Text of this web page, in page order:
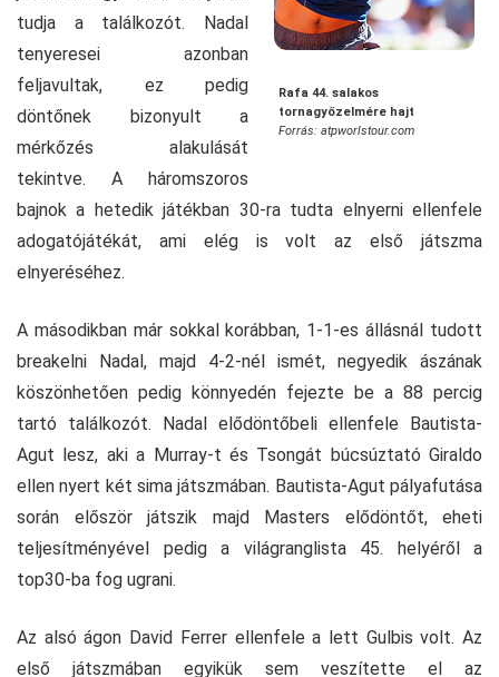
Rafa 44. salakos
tornagyőzelmére hajt
Forrás: atpworlstour.com
tudja a találkozót. Nadal
tenyeresei azonban
feljavultak, ez pedig
döntőnek bizonyult a
mérkőzés alakulását
tekintve. A háromszoros
bajnok a hetedik játékban 30-ra tudta elnyerni ellenfele
adogatójátékát, ami elég is volt az első játszma
elnyeréséhez.
A másodikban már sokkal korábban, 1-1-es állásnál tudott
breakelni Nadal, majd 4-2-nél ismét, negyedik ászának
köszönhetően pedig könnyedén fejezte be a 88 percig
tartó találkozót. Nadal elődöntőbeli ellenfele Bautista-
Agut lesz, aki a Murray-t és Tsongát búcsúztató Giraldo
ellen nyert két sima játszmában. Bautista-Agut pályafutása
során először játszik majd Masters elődöntőt, eheti
teljesítményével pedig a világranglista 45. helyéről a
top30-ba fog ugrani.
Az alsó ágon David Ferrer ellenfele a lett Gulbis volt. Az
első játszmában egyikük sem veszítette el az